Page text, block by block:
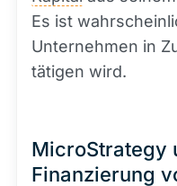
Es ist
Unternehmen in
tätigen wird.
MicroStrategy
Finanzierung